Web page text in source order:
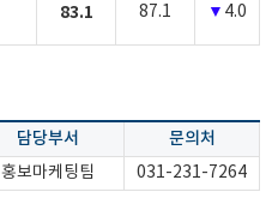
83.1 87.1 ▼ 4.0
담당부서 문의처
홍보마케팅팀 031-231-7264